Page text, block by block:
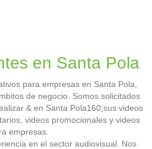
en Santa Pola
para empresas en Santa Pola,
de negocio. Somos solicitados
& en Santa Pola160;sus videos
videos promocionales y videos
empresas.
en el sector audiovisual. Nos